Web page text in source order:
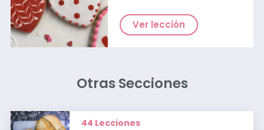
Ver lección
Otras Secciones
44 Lecciones